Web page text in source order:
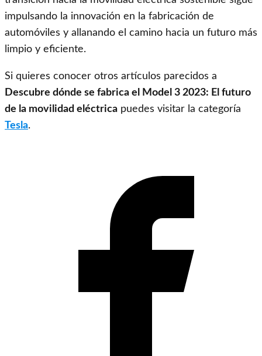
impulsando la innovación en la fabricación de
automóviles y allanando el camino hacia un futuro más
limpio y eficiente.
Si quieres conocer otros artículos parecidos a
Descubre dónde se fabrica el Model 3 2023: El futuro
de la movilidad eléctrica puedes visitar la categoría
Tesla.